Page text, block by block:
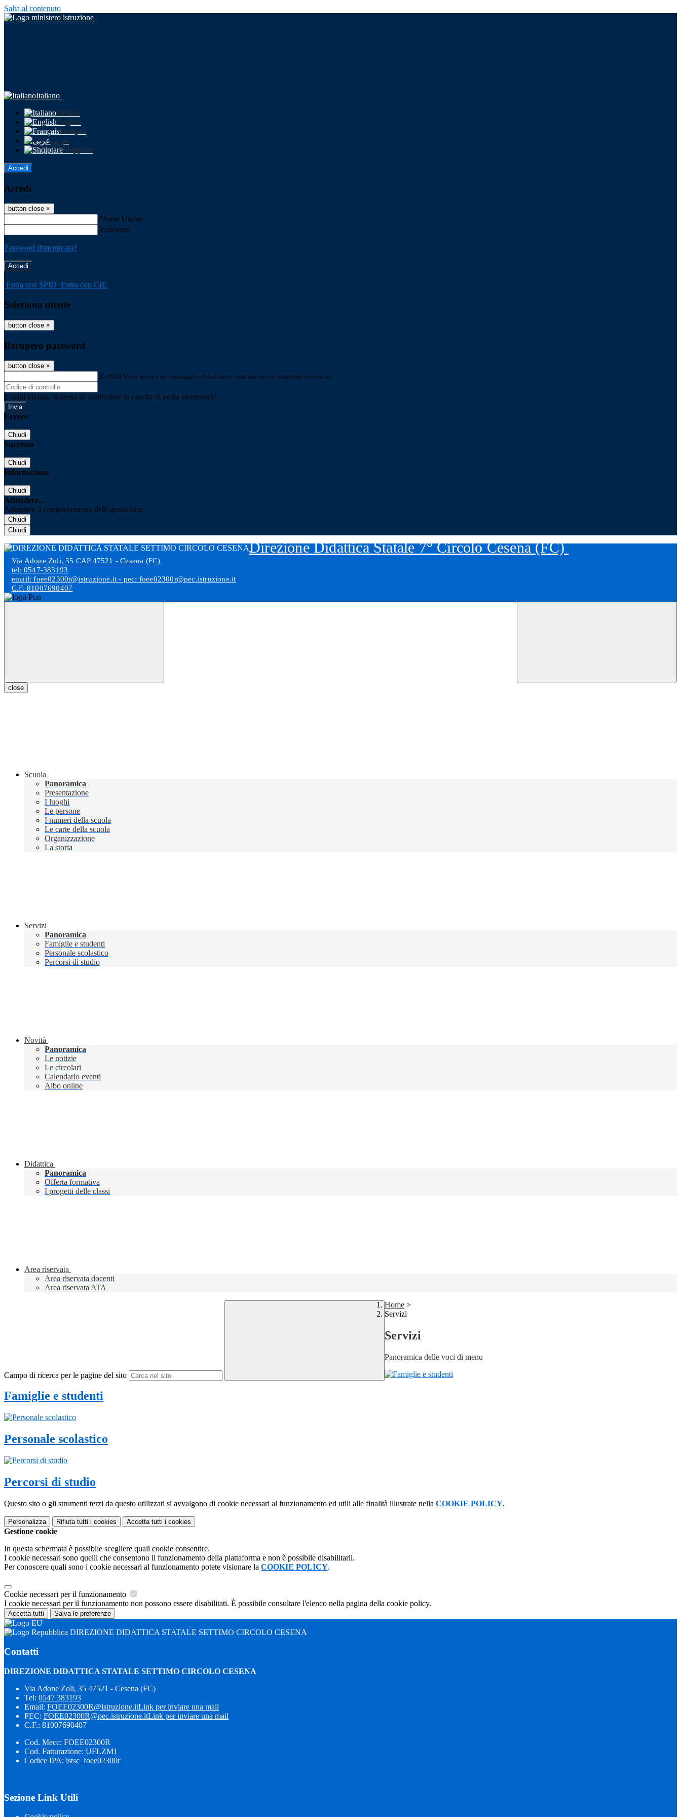
Salta al contenuto
Italiano
Italiano
English
Français
عربى
Shqiptare
Accedi
Accedi
button close ×
Nome Utente
Password
Password dimenticata?
-
Entra con SPID Entra con CIE
Seleziona utente
button close ×
Recupero password
button close ×
E-mail Verrà inviato un messaggio all'indirizzo indicato con le istruzioni necessarie.
E-mail inviata, si prega di controllare la casella di posta elettronica!
Errore
Chiudi
Successo
Chiudi
Informazione
Chiudi
Attendere...
Attendere il completamento dell'operazione...
Chiudi
Chiudi
Direzione Didattica Statale 7° Circolo Cesena (FC)
Via Adone Zoli, 35 CAP 47521 - Cesena (FC)
tel: 0547-383193
email: foee02300r@istruzione.it - pec: foee02300r@pec.istruzione.it
C.F. 81007690407
close
Scuola
Panoramica
Presentazione
I luoghi
Le persone
I numeri della scuola
Le carte della scuola
Organizzazione
La storia
Servizi
Panoramica
Famiglie e studenti
Personale scolastico
Percorsi di studio
Novità
Panoramica
Le notizie
Le circolari
Calendario eventi
Albo online
Didattica
Panoramica
Offerta formativa
I progetti delle classi
Area riservata
Area riservata docenti
Area riservata ATA
Campo di ricerca per le pagine del sito
Home >
Servizi
Servizi
Panoramica delle voci di menu
Famiglie e studenti
Personale scolastico
Percorsi di studio
Questo sito o gli strumenti terzi da questo utilizzati si avvalgono di cookie necessari al funzionamento ed utili alle finalità illustrate nella COOKIE POLICY.
Personalizza Rifiuta tutti i cookies Accetta tutti i cookies
Gestione cookie
In questa schermata è possibile scegliere quali cookie consentire.
I cookie necessari sono quelli che consentono il funzionamento della piattaforma e non è possibile disabilitarli.
Per conoscere quali sono i cookie necessari al funzionamento potete visionare la COOKIE POLICY.
Cookie necessari per il funzionamento
I cookie necessari per il funzionamento non possono essere disabilitati. È possibile consultare l'elenco nella pagina della cookie policy.
Accetta tutti Salva le preferenze
DIREZIONE DIDATTICA STATALE SETTIMO CIRCOLO CESENA
Contatti
DIREZIONE DIDATTICA STATALE SETTIMO CIRCOLO CESENA
Via Adone Zoli, 35 47521 - Cesena (FC)
Tel: 0547 383193
Email: FOEE02300R@istruzione.itLink per inviare una mail
PEC: FOEE02300R@pec.istruzione.itLink per inviare una mail
C.F.: 81007690407
Cod. Mecc: FOEE02300R
Cod. Fatturazione: UFLZM1
Codice IPA: istsc_foee02300r
Sezione Link Utili